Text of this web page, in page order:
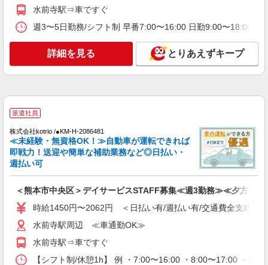
通費全支給(ガソリン代含む)＞
熊本市中央区
キープ 詳細を見る
派遣社員
時給1450円〜2062円 ＜日払い有/週払い有/交
通費全支給(ガソリン代含む)＞
熊本市中央区
キープ 詳細を見る
派遣社員
株式会社kotrio /●KM-H-1977605
熊本市中央区★シニア向け住宅での見守り・生
活サポートなど★
時給1450円〜2062円 ＜日払い有/週払い有/交
水前寺駅⇒車ですぐ
週3〜5日勤務/シフト制 早番7:00〜16:00 日勤9:00〜18:00
詳細を見る とりあえずキープ
派遣社員
株式会社kotrio /●KM-H-2086481
≪未経験・無資格OK！≫自動車が運転できれば
即戦力！送迎や簡単な補助業務など◎日払い・
週払い可
＜熊本市中央区＞デイサービスSTAFF募集≪週3勤務≫≪夕方退
時給1450円〜2062円 ＜日払い有/週払い有/交通費全支給(ガ
水前寺駅周辺 ≪車通勤OK≫
水前寺駅⇒車ですぐ
【シフト制/休憩1h】 例 ・7:00〜16:00 ・8:00〜17:00 ・